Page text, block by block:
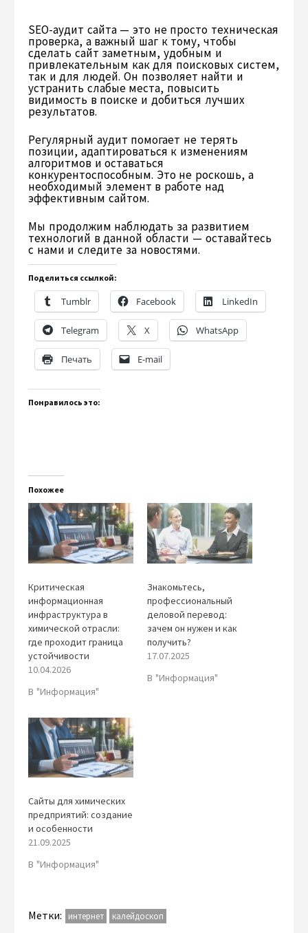
SEO-аудит сайта — это не просто техническая
проверка, а важный шаг к тому, чтобы
сделать сайт заметным, удобным и
привлекательным как для поисковых систем,
так и для людей. Он позволяет найти и
устранить слабые места, повысить
видимость в поиске и добиться лучших
результатов.
Регулярный аудит помогает не терять
позиции, адаптироваться к изменениям
алгоритмов и оставаться
конкурентоспособным. Это не роскошь, а
необходимый элемент в работе над
эффективным сайтом.
Мы продолжим наблюдать за развитием
технологий в данной области — оставайтесь
с нами и следите за новостями.
Поделиться ссылкой:
Tumblr Facebook LinkedIn
Telegram X WhatsApp
Печать E-mail
Понравилось это:
Похожее
Критическая
информационная
инфраструктура в
химической отрасли:
где проходит граница
устойчивости
10.04.2026
В "Информация"
Знакомьтесь,
профессиональный
деловой перевод:
зачем он нужен и как
получить?
17.07.2025
В "Информация"
Сайты для химических
предприятий: создание
и особенности
21.09.2025
В "Информация"
Метки: интернет калейдоскоп